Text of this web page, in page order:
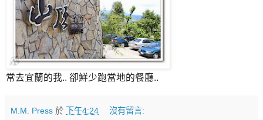
常去宜蘭的我.. 卻鮮少跑當地的餐廳..
M.M. Press 於 下午4:24 沒有留言: